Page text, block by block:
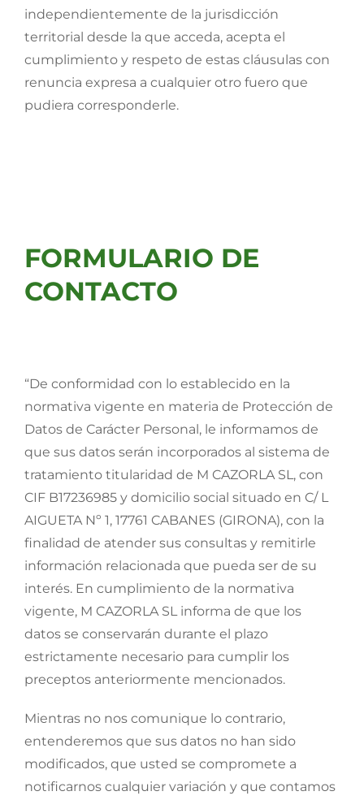
independientemente de la jurisdicción
territorial desde la que acceda, acepta el
cumplimiento y respeto de estas cláusulas con
renuncia expresa a cualquier otro fuero que
pudiera corresponderle.
FORMULARIO DE
CONTACTO
“De conformidad con lo establecido en la
normativa vigente en materia de Protección de
Datos de Carácter Personal, le informamos de
que sus datos serán incorporados al sistema de
tratamiento titularidad de M CAZORLA SL, con
CIF B17236985 y domicilio social situado en C/ L
AIGUETA Nº 1, 17761 CABANES (GIRONA), con la
finalidad de atender sus consultas y remitirle
información relacionada que pueda ser de su
interés. En cumplimiento de la normativa
vigente, M CAZORLA SL informa de que los
datos se conservarán durante el plazo
estrictamente necesario para cumplir los
preceptos anteriormente mencionados.
Mientras no nos comunique lo contrario,
entenderemos que sus datos no han sido
modificados, que usted se compromete a
notificarnos cualquier variación y que contamos